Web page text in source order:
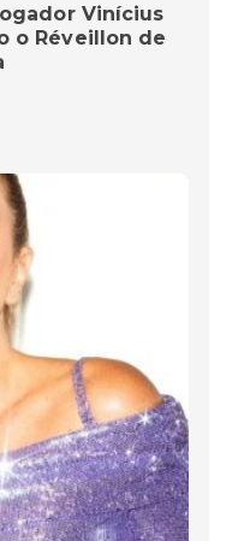
Vinícius
o Réveillon de